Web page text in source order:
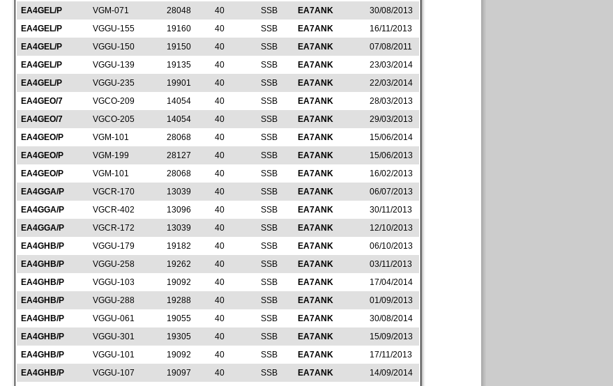
EA4GEL/P
VGM-071 28048 40 SSB EA7ANK
30/08/2013
EA4GEL/P
VGGU-155 19160 40 SSB EA7ANK
16/11/2013
EA4GEL/P
VGGU-150 19150 40 SSB EA7ANK
07/08/2011
EA4GEL/P
VGGU-139 19135 40 SSB EA7ANK
23/03/2014
EA4GEL/P
VGGU-235 19901 40 SSB EA7ANK
22/03/2014
EA4GEO/7
VGCO-209 14054 40 SSB EA7ANK
28/03/2013
EA4GEO/7
VGCO-205 14054 40 SSB EA7ANK
29/03/2013
EA4GEO/P
VGM-101 28068 40 SSB EA7ANK
15/06/2014
EA4GEO/P
VGM-199 28127 40 SSB EA7ANK
15/06/2013
EA4GEO/P
VGM-101 28068 40 SSB EA7ANK
16/02/2013
EA4GGA/P
VGCR-170 13039 40 SSB EA7ANK
06/07/2013
EA4GGA/P
VGCR-402 13096 40 SSB EA7ANK
30/11/2013
EA4GGA/P
VGCR-172 13039 40 SSB EA7ANK
12/10/2013
EA4GHB/P
VGGU-179 19182 40 SSB EA7ANK
06/10/2013
EA4GHB/P
VGGU-258 19262 40 SSB EA7ANK
03/11/2013
EA4GHB/P
VGGU-103 19092 40 SSB EA7ANK
17/04/2014
EA4GHB/P
VGGU-288 19288 40 SSB EA7ANK
01/09/2013
EA4GHB/P
VGGU-061 19055 40 SSB EA7ANK
30/08/2014
EA4GHB/P
VGGU-301 19305 40 SSB EA7ANK
15/09/2013
EA4GHB/P
VGGU-101 19092 40 SSB EA7ANK
17/11/2013
EA4GHB/P
VGGU-107 19097 40 SSB EA7ANK
14/09/2014